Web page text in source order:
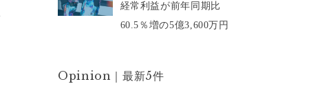
経常利益が前年同期比
60.5％増の5億3,600万円
Opinion｜最新5件